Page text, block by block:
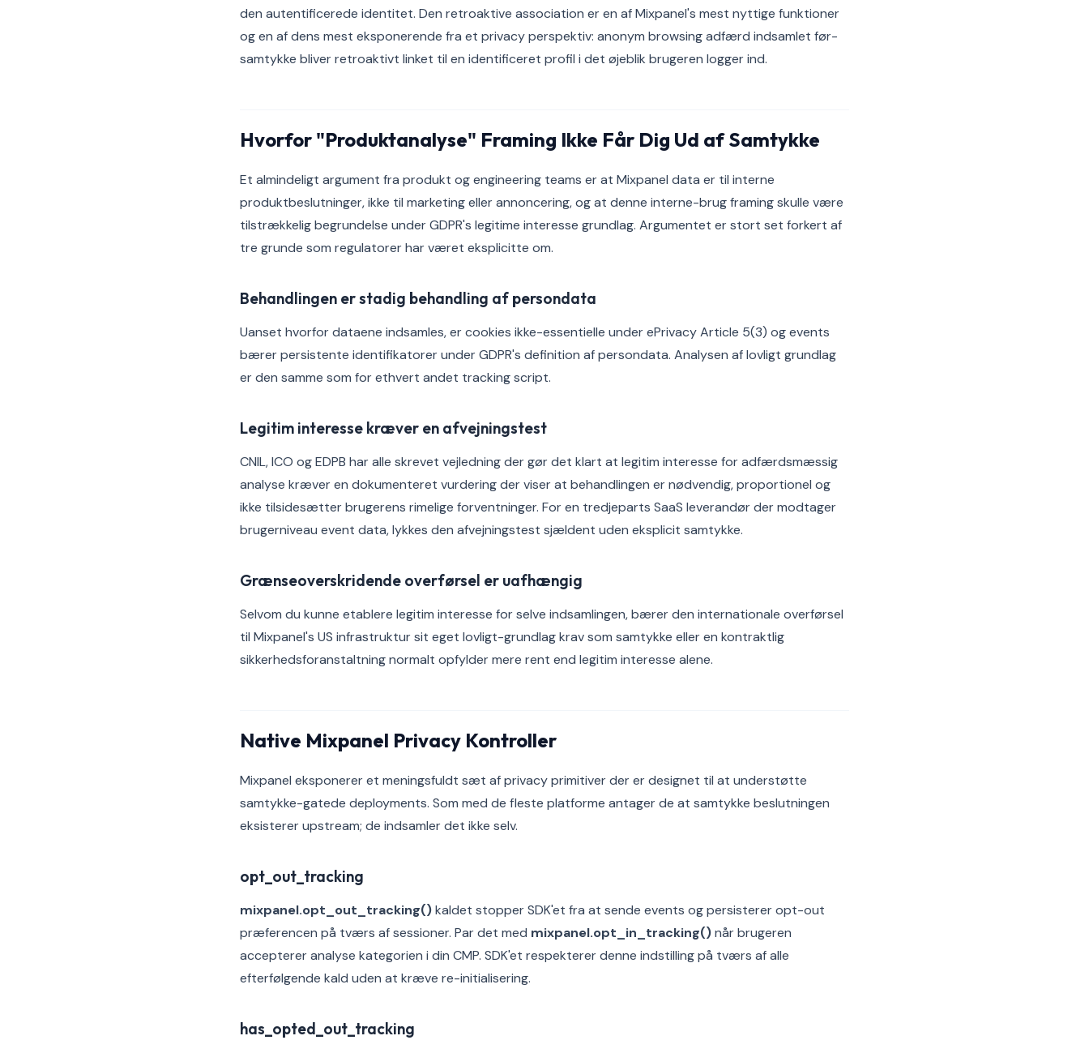
den autentificerede identitet. Den retroaktive association er en af Mixpanel's mest nyttige funktioner
og en af dens mest eksponerende fra et privacy perspektiv: anonym browsing adfærd indsamlet før-
samtykke bliver retroaktivt linket til en identificeret profil i det øjeblik brugeren logger ind.
Hvorfor "Produktanalyse" Framing Ikke Får Dig Ud af Samtykke
Et almindeligt argument fra produkt og engineering teams er at Mixpanel data er til interne
produktbeslutninger, ikke til marketing eller annoncering, og at denne interne-brug framing skulle være
tilstrækkelig begrundelse under GDPR's legitime interesse grundlag. Argumentet er stort set forkert af
tre grunde som regulatorer har været eksplicitte om.
Behandlingen er stadig behandling af persondata
Uanset hvorfor dataene indsamles, er cookies ikke-essentielle under ePrivacy Article 5(3) og events
bærer persistente identifikatorer under GDPR's definition af persondata. Analysen af lovligt grundlag
er den samme som for ethvert andet tracking script.
Legitim interesse kræver en afvejningstest
CNIL, ICO og EDPB har alle skrevet vejledning der gør det klart at legitim interesse for adfærdsmæssig
analyse kræver en dokumenteret vurdering der viser at behandlingen er nødvendig, proportionel og
ikke tilsidesætter brugerens rimelige forventninger. For en tredjeparts SaaS leverandør der modtager
brugerniveau event data, lykkes den afvejningstest sjældent uden eksplicit samtykke.
Grænseoverskridende overførsel er uafhængig
Selvom du kunne etablere legitim interesse for selve indsamlingen, bærer den internationale overførsel
til Mixpanel's US infrastruktur sit eget lovligt-grundlag krav som samtykke eller en kontraktlig
sikkerhedsforanstaltning normalt opfylder mere rent end legitim interesse alene.
Native Mixpanel Privacy Kontroller
Mixpanel eksponerer et meningsfuldt sæt af privacy primitiver der er designet til at understøtte
samtykke-gatede deployments. Som med de fleste platforme antager de at samtykke beslutningen
eksisterer upstream; de indsamler det ikke selv.
opt_out_tracking
mixpanel.opt_out_tracking()kaldet stopper SDK'et fra at sende events og persisterer opt-out
præferencen på tværs af sessioner. Par det med mixpanel.opt_in_tracking()når brugeren
accepterer analyse kategorien i din CMP. SDK'et respekterer denne indstilling på tværs af alle
efterfølgende kald uden at kræve re-initialisering.
has_opted_out_tracking